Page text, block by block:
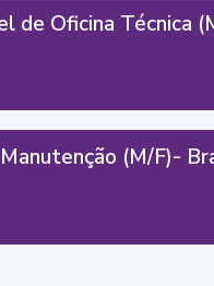
de Oficina Técnica
(M/F)-